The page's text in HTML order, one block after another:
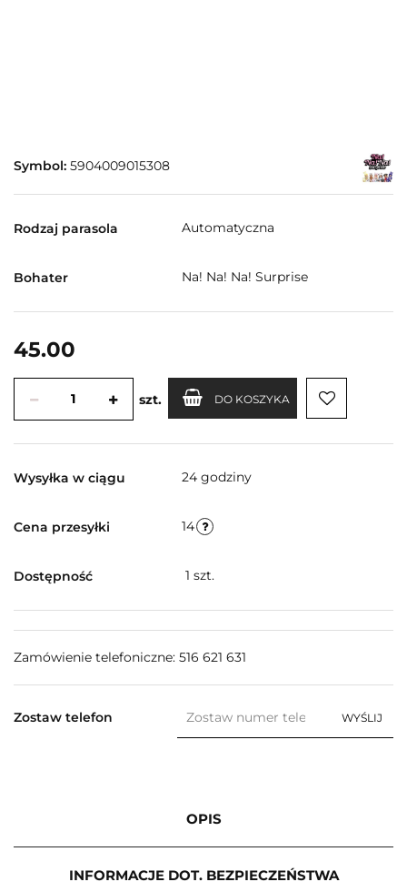
Symbol: 5904009015308
Rodzaj parasola Automatyczna
Bohater Na! Na! Na! Surprise
45.00
szt. DO KOSZYKA
Wysyłka w ciągu 24 godziny
Cena przesyłki 14
Dostępność 1 szt.
Zamówienie telefoniczne: 516 621 631
Zostaw telefon WYŚLIJ
OPIS
INFORMACJE DOT. BEZPIECZEŃSTWA